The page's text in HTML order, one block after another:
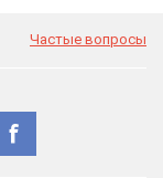
Частые вопросы